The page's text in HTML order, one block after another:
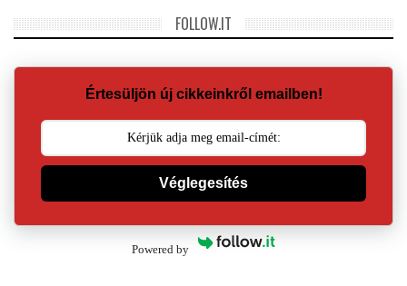
FOLLOW.IT
Értesüljön új cikkeinkről emailben!
Véglegesítés
Powered by